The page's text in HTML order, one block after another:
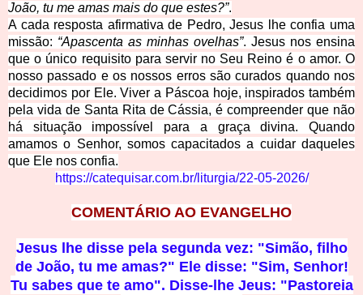
João, tu me amas mais do que estes?”.
A cada resposta afirmativa de Pedro, Jesus lhe confia uma
missão: “Apascenta as minhas ovelhas”. Jesus nos ensina
que o único requisito para servir no Seu Reino é o amor. O
nosso passado e os nossos erros são curados quando nos
decidimos por Ele. Viver a Páscoa hoje, inspirados também
pela vida de Santa Rita de Cássia, é compreender que não
há situação impossível para a graça divina. Quando
amamos o Senhor, somos capacitados a cuidar daqueles
que Ele nos confia.
https://catequisar.com.br/liturgia/22-05-2026/
COMENTÁRIO AO EVANGELHO
Jesus lhe disse pela segunda vez: "Simão, filho
de João, tu me amas?" Ele disse: "Sim, Senhor!
Tu sabes que te amo". Disse-lhe Jeus: "Pastoreia